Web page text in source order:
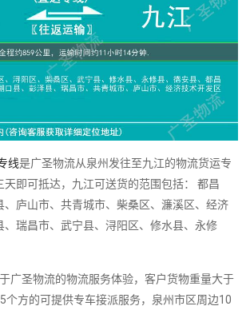
线是广圣物流从泉州发往至九江的物流货运专
天即可抵达，九江可送货的范围包括： 都昌
、庐山市、共青城市、柴桑区、濂溪区、经济
、瑞昌市、武宁县、浔阳区、修水县、永修
圣物流的物流服务体验，客户货物重量大于
个方的可提供专车接派服务，泉州市区周边10